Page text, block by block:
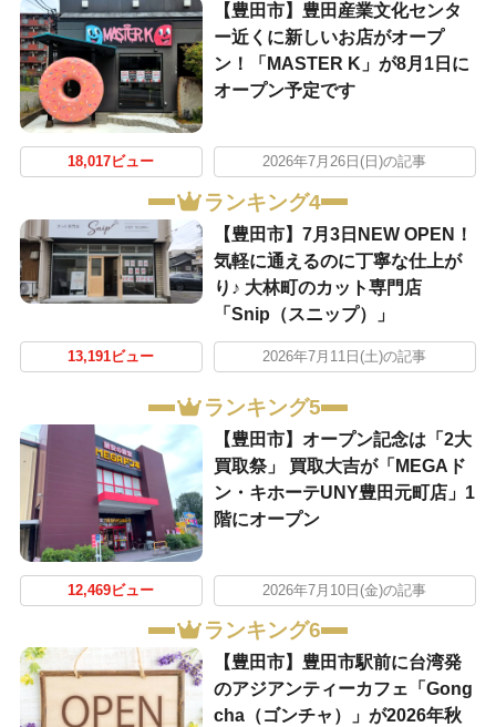
【豊田市】豊田産業文化センタ
ー近くに新しいお店がオープ
ン！「MASTER K」が8月1日に
オープン予定です
18,017ビュー 2026年7月26日(日)の記事
ランキング4
【豊田市】7月3日NEW OPEN！
気軽に通えるのに丁寧な仕上が
り♪ 大林町のカット専門店
「Snip（スニップ）」
13,191ビュー 2026年7月11日(土)の記事
ランキング5
【豊田市】オープン記念は「2大
買取祭」 買取大吉が「MEGAド
ン・キホーテUNY豊田元町店」1
階にオープン
12,469ビュー 2026年7月10日(金)の記事
ランキング6
【豊田市】豊田市駅前に台湾発
のアジアンティーカフェ「Gong
cha（ゴンチャ）」が2026年秋